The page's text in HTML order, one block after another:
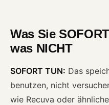
Was Sie
was NICHT
SOFORT TUN: Das
benutzen, nicht
wie Recuva oder